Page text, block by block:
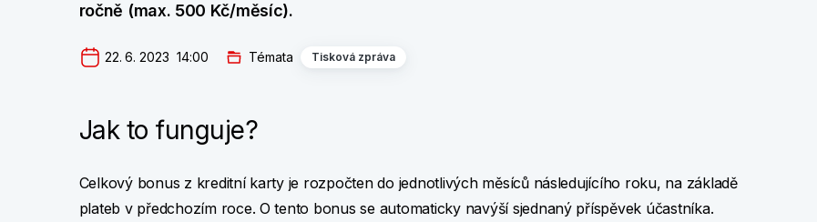
ročně (max. 500 Kč/měsíc).
22. 6. 2023  14:00 Témata Tisková zpráva
Jak to funguje?
Celkový bonus z kreditní karty je rozpočten do jednotlivých měsíců následujícího roku, na základě
plateb v předchozím roce. O tento bonus se automaticky navýší sjednaný příspěvek účastníka.